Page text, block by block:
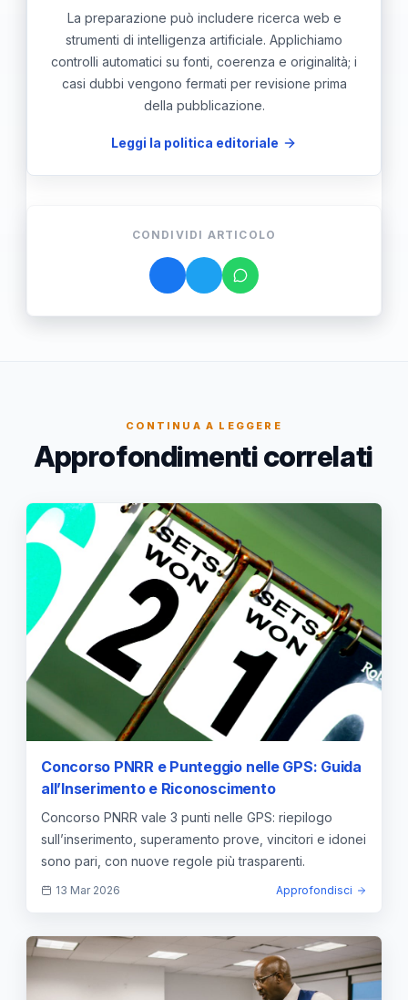
La preparazione può includere ricerca web e
strumenti di intelligenza artificiale. Applichiamo
controlli automatici su fonti, coerenza e originalità; i
casi dubbi vengono fermati per revisione prima
della pubblicazione.
Leggi la politica editoriale
CONDIVIDI ARTICOLO
CONTINUA A LEGGERE
Approfondimenti correlati
Concorso PNRR e Punteggio nelle GPS: Guida
all’Inserimento e Riconoscimento
Concorso PNRR vale 3 punti nelle GPS: riepilogo
sull’inserimento, superamento prove, vincitori e idonei
sono pari, con nuove regole più trasparenti.
13 Mar 2026 Approfondisci